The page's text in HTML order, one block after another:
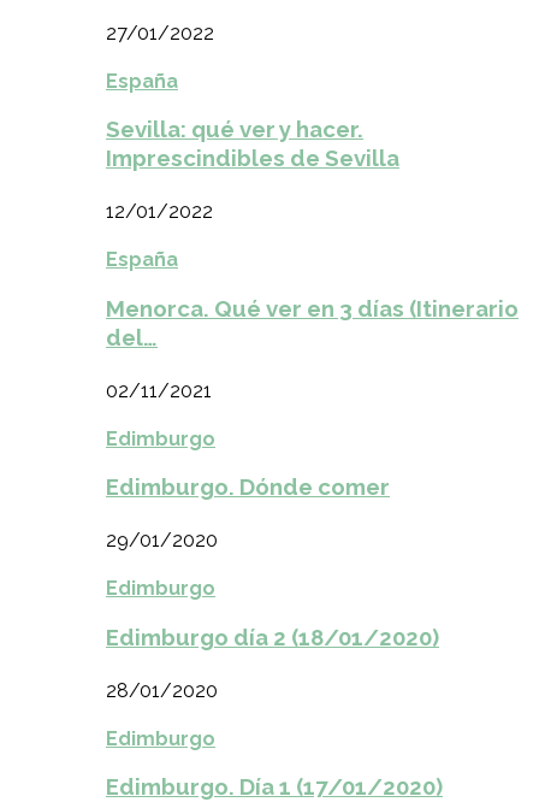
27/01/2022
España
Sevilla: qué ver y hacer.
Imprescindibles de Sevilla
12/01/2022
España
Menorca. Qué ver en 3 días (Itinerario
del…
02/11/2021
Edimburgo
Edimburgo. Dónde comer
29/01/2020
Edimburgo
Edimburgo día 2 (18/01/2020)
28/01/2020
Edimburgo
Edimburgo. Día 1 (17/01/2020)